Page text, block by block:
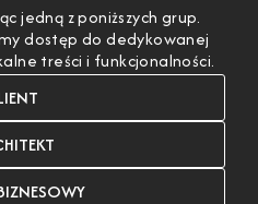
jedną z poniższych grup.
dostęp do dedykowanej
treści i funkcjonalności.